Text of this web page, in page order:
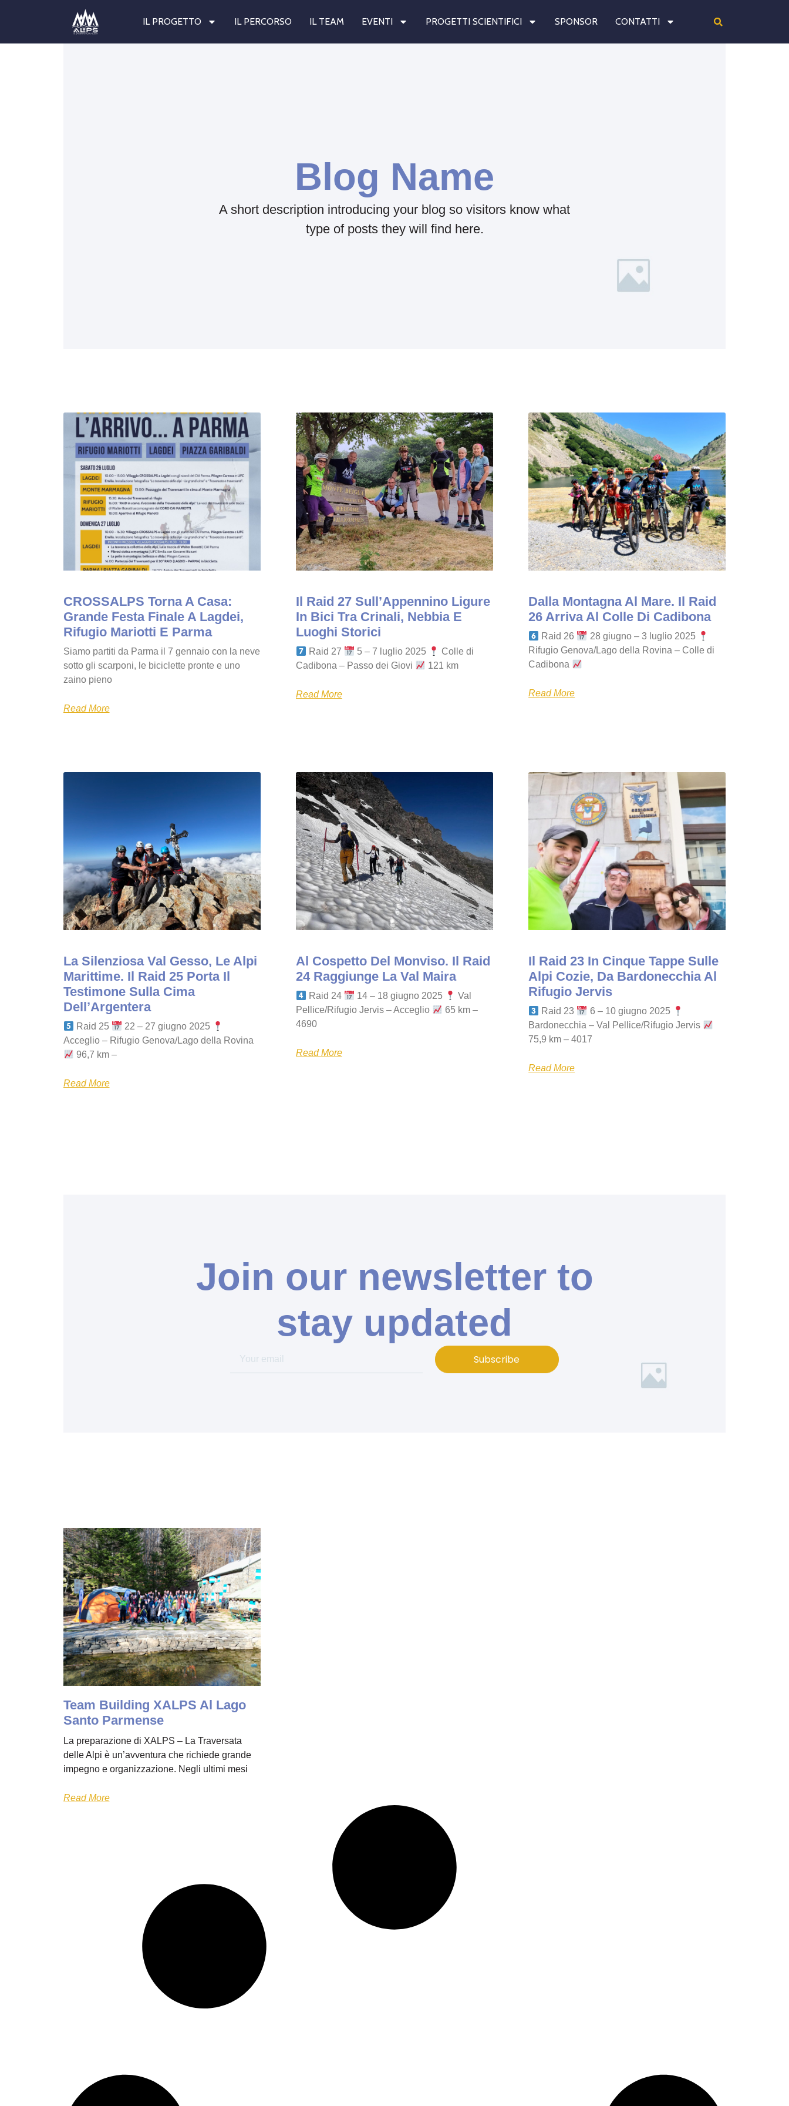
IL PROGETTO IL PERCORSO IL TEAM EVENTI PROGETTI SCIENTIFICI SPONSOR CONTATTI
Blog Name
A short description introducing your blog so visitors know what
type of posts they will find here.
CROSSALPS Torna A Casa:
Grande Festa Finale A Lagdei,
Rifugio Mariotti E Parma
Siamo partiti da Parma il 7 gennaio con la neve
sotto gli scarponi, le biciclette pronte e uno
zaino pieno
Read More
Il Raid 27 Sull’Appennino Ligure
In Bici Tra Crinali, Nebbia E
Luoghi Storici
Raid 27 5 – 7 luglio 2025
Colle di
Cadibona – Passo dei Giovi
121 km
Read More
Dalla Montagna Al Mare. Il Raid
26 Arriva Al Colle Di Cadibona
Raid 26
28 giugno – 3 luglio 2025
Rifugio Genova/Lago della Rovina – Colle di
Cadibona
Read More
La Silenziosa Val Gesso, Le Alpi
Marittime. Il Raid 25 Porta Il
Testimone Sulla Cima
Dell’Argentera
Raid 25
22 – 27 giugno 2025
Acceglio – Rifugio Genova/Lago della Rovina
96,7 km –
Read More
Al Cospetto Del Monviso. Il Raid
24 Raggiunge La Val Maira
Raid 24 14 – 18 giugno 2025
Val
Pellice/Rifugio Jervis – Acceglio
65 km –
4690
Read More
Il Raid 23 In Cinque Tappe Sulle
Alpi Cozie, Da Bardonecchia Al
Rifugio Jervis
Raid 23
6 – 10 giugno 2025
Bardonecchia – Val Pellice/Rifugio Jervis
75,9 km – 4017
Read More
Join our newsletter to
stay updated
Subscribe
Team Building XALPS Al Lago
Santo Parmense
La preparazione di XALPS – La Traversata
delle Alpi è un’avventura che richiede grande
impegno e organizzazione. Negli ultimi mesi
Read More